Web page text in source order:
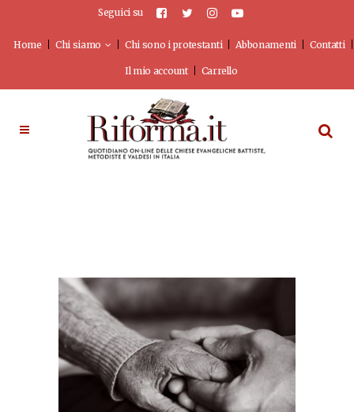
Seguici su
Home Chi siamo Chi sono i protestanti Abbonamenti Contatti
Il mio account Carrello